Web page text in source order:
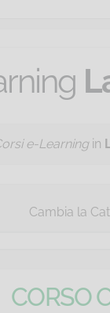
e-Learningin
Cambia la
CORSO